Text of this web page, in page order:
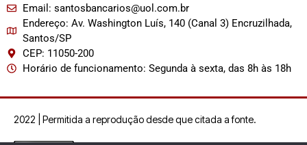
Email: santosbancarios@uol.com.br
Endereço: Av. Washington Luís, 140 (Canal 3) Encruzilhada,
Santos/SP
CEP: 11050-200
Horário de funcionamento: Segunda à sexta, das 8h às 18h
2022 | Permitida a reprodução desde que citada a fonte.